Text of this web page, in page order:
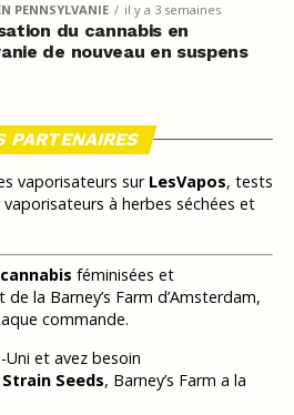
PENNSYLVANIE il y a 3 semaines
du cannabis en
de nouveau en suspens
PARTENAIRES
vaporisateurs sur LesVapos, tests
à herbes séchées et
féminisées et
la Barney’s Farm d’Amsterdam,
commande.
Uni et avez besoin
Seeds, Barney’s Farm a la